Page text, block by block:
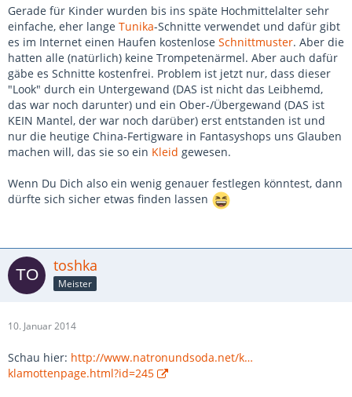
Gerade für Kinder wurden bis ins späte Hochmittelalter sehr
einfache, eher lange Tunika-Schnitte verwendet und dafür gibt
es im Internet einen Haufen kostenlose Schnittmuster. Aber die
hatten alle (natürlich) keine Trompetenärmel. Aber auch dafür
gäbe es Schnitte kostenfrei. Problem ist jetzt nur, dass dieser
"Look" durch ein Untergewand (DAS ist nicht das Leibhemd,
das war noch darunter) und ein Ober-/Übergewand (DAS ist
KEIN Mantel, der war noch darüber) erst entstanden ist und
nur die heutige China-Fertigware in Fantasyshops uns Glauben
machen will, das sie so ein Kleid gewesen.
Wenn Du Dich also ein wenig genauer festlegen könntest, dann
dürfte sich sicher etwas finden lassen
toshka
Meister
10. Januar 2014
Schau hier: http://www.natronundsoda.net/k…
klamottenpage.html?id=245